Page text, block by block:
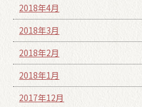
2018年4月
2018年3月
2018年2月
2018年1月
2017年12月